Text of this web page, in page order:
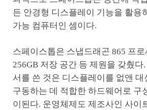
든 안경형 디스플레이 기능을 활용
가능 컴퓨터인 셈이다.
스페이스톱은 스냅드래곤 865 프로
256GB 저장 공간 등 제원을 갖췄다.
서를 쓴 것은 디스플레이를 없앤 대
구동하는 데 적합한 하드웨어로 구
이된다. 운영체제도 제조사인 사이